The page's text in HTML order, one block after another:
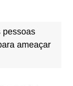
pessoas
ameaçar